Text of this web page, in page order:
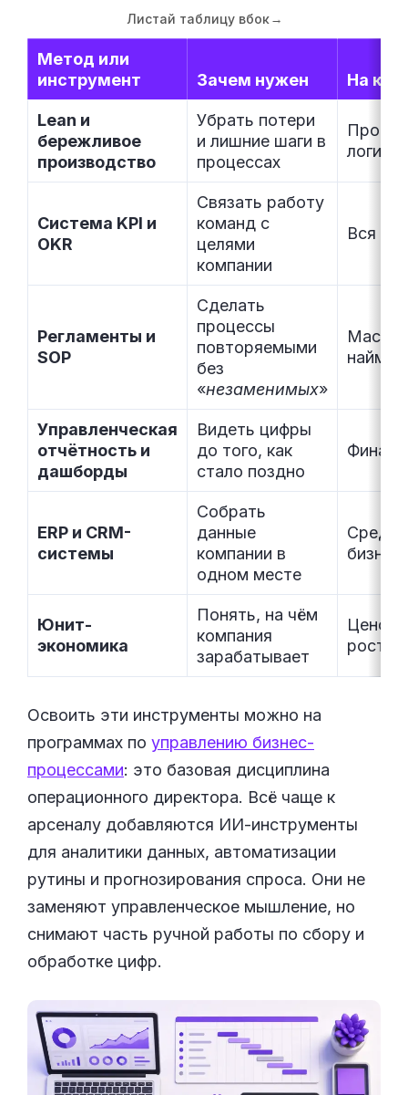
Листай таблицу вбок→
Метод или
инструмент
Зачем нужен На
Lean и
бережливое
производство
Убрать потери
и лишние шаги в
процессах
Система KPI и
OKR
Связать работу
команд с
целями
компании
Вся
Регламенты и
SOP
Сделать
процессы
повторяемыми
без
«незаменимых»
найм
Управленческая
отчётность и
дашборды
Видеть цифры
до того, как
стало поздно
ERP и CRM-
системы
Собрать
данные
компании в
одном месте
бизнес
Юнит-
экономика
Понять, на чём
компания
зарабатывает
рост
Освоить эти инструменты можно на
программах по управлению бизнес-
процессами: это базовая дисциплина
операционного директора. Всё чаще к
арсеналу добавляются ИИ-инструменты
для аналитики данных, автоматизации
рутины и прогнозирования спроса. Они не
заменяют управленческое мышление, но
снимают часть ручной работы по сбору и
обработке цифр.